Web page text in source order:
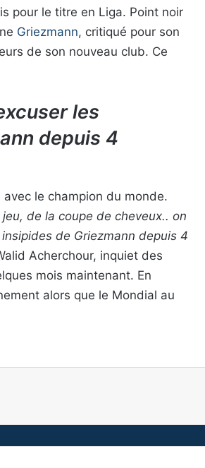
pour le titre en Liga. Point noir
Griezmann, critiqué pour son
de son nouveau club. Ce
les
depuis 4
le champion du monde.
de la coupe de cheveux.. on
de Griezmann depuis 4
Acherchour, inquiet des
mois maintenant. En
alors que le Mondial au